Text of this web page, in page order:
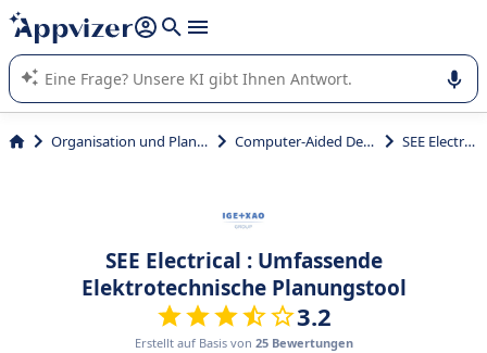
beantworten (mehrere Zeilen mit
Die KI von Appvizer führt Sie bei der Nutzung oder Auswahl
von SaaS-Software in Unternehmen.
Organisation und Planung Computer-Aided Design SEE Electrical
SEE Electrical : Umfassende
Elektrotechnische Planungstool
3.2
Erstellt auf Basis von 25 Bewertungen